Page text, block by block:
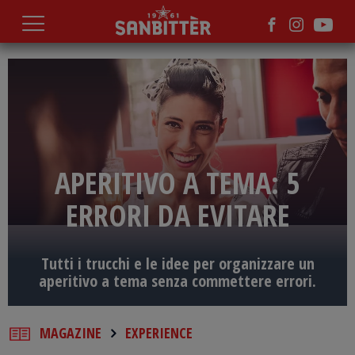
contenuto
principale
APERITIVO A TEMA: 5
ERRORI DA EVITARE
Tutti i trucchi e le idee per organizzare un
aperitivo a tema senza commettere errori.
MAGAZINE EXPERIENCE